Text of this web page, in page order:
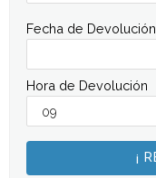
Fecha de Devolución
Hora de Devolución